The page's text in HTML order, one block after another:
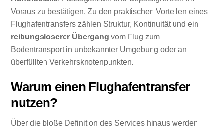
Voraus zu bestätigen. Zu den praktischen Vorteilen eines
Flughafentransfers zählen Struktur, Kontinuität und ein
reibungsloserer Übergang vom Flug zum
Bodentransport in unbekannter Umgebung oder an
überfüllten Verkehrsknotenpunkten.
Warum einen Flughafentransfer
nutzen?
Über die bloße Definition des Services hinaus werden